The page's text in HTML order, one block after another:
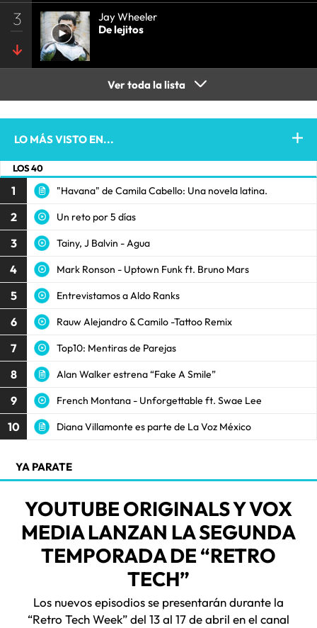
3
Jay Wheeler
De lejitos
Ver toda la lista
LO MÁS VISTO EN...
LOS 40
1 "Havana" de Camila Cabello: Una novela latina.
2 Un reto por 5 días
3 Tainy, J Balvin - Agua
4 Mark Ronson - Uptown Funk ft. Bruno Mars
5 Entrevistamos a Aldo Ranks
6 Rauw Alejandro & Camilo -Tattoo Remix
7 Top10: Mentiras de Parejas
8 Alan Walker estrena “Fake A Smile”
9 French Montana - Unforgettable ft. Swae Lee
10 Diana Villamonte es parte de La Voz México
YA PARATE
YOUTUBE ORIGINALS Y VOX
MEDIA LANZAN LA SEGUNDA
TEMPORADA DE “RETRO
TECH”
Los nuevos episodios se presentarán durante la
“Retro Tech Week” del 13 al 17 de abril en el canal